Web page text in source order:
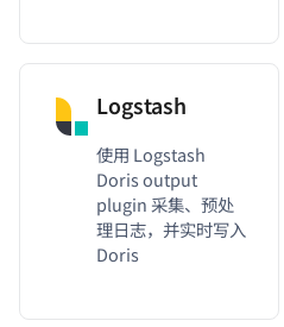
Logstash
使用 Logstash
Doris output
plugin 采集、预处
理日志，并实时写入
Doris